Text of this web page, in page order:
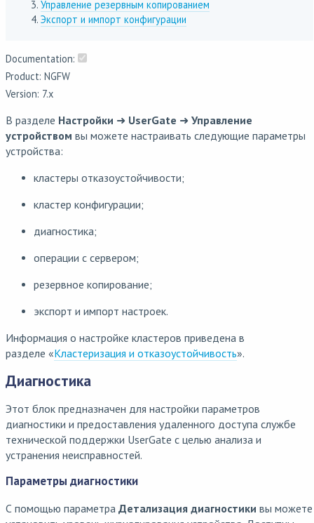
Управление резервным копированием
Экспорт и импорт конфигурации
Documentation:
Product: NGFW
Version: 7.x
В разделе Настройки ➜ UserGate ➜ Управление
устройством вы можете настраивать следующие параметры
устройства:
кластеры отказоустойчивости;
кластер конфигурации;
диагностика;
операции с сервером;
резервное копирование;
экспорт и импорт настроек.
Информация о настройке кластеров приведена в
разделе «Кластеризация и отказоустойчивость».
Диагностика
Этот блок предназначен для настройки параметров
диагностики и предоставления удаленного доступа службе
технической поддержки UserGate с целью анализа и
устранения неисправностей.
Параметры диагностики
С помощью параметра Детализация диагностики вы можете